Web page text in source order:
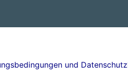
und